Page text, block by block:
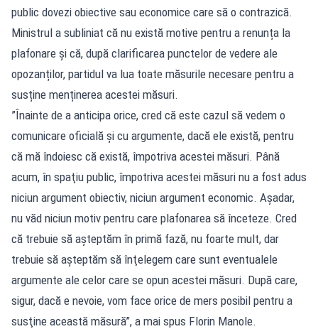
public dovezi obiective sau economice care să o contrazică.
Ministrul a subliniat că nu există motive pentru a renunța la
plafonare și că, după clarificarea punctelor de vedere ale
opozanților, partidul va lua toate măsurile necesare pentru a
susține menținerea acestei măsuri.
”Înainte de a anticipa orice, cred că este cazul să vedem o
comunicare oficială şi cu argumente, dacă ele există, pentru
că mă îndoiesc că există, împotriva acestei măsuri. Până
acum, în spaţiu public, împotriva acestei măsuri nu a fost adus
niciun argument obiectiv, niciun argument economic. Aşadar,
nu văd niciun motiv pentru care plafonarea să înceteze. Cred
că trebuie să aşteptăm în primă fază, nu foarte mult, dar
trebuie să aşteptăm să înţelegem care sunt eventualele
argumente ale celor care se opun acestei măsuri. După care,
sigur, dacă e nevoie, vom face orice de mers posibil pentru a
susţine această măsură”, a mai spus Florin Manole.